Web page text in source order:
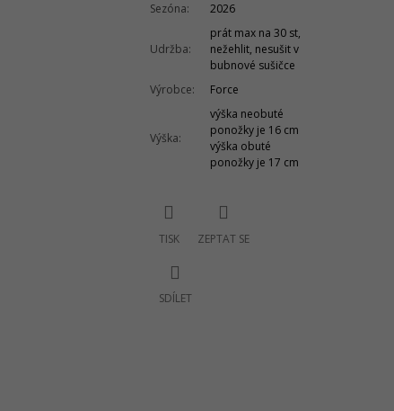
Sezóna: 2026
Udržba:
prát max na 30 st,
nežehlit, nesušit v
bubnové sušičce
Výrobce: Force
Výška:
výška neobuté
ponožky je 16 cm
výška obuté
ponožky je 17 cm
TISK ZEPTAT SE
SDÍLET